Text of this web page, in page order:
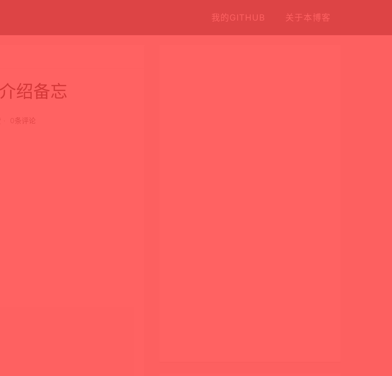
我的GITHUB 关于本博客
绍备忘
0条评论